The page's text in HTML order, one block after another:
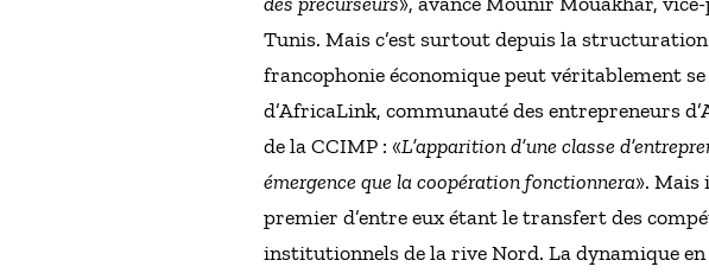
Tunis. Mais c’est surtout depuis la
francophonie économique peut véritablement
d’AfricaLink, communauté des entrepreneurs
de la CCIMP : «L’apparition d’une classe
émergence que la coopération fonctionnera». Mais
premier d’entre eux étant le transfert des
institutionnels de la rive Nord. La dynamique en